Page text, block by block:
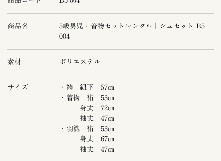
商品名
5歳男児・着物セットレンタル｜シュセット B5-
004
素材 ポリエステル
サイズ
・袴 紐下 57㎝
・着物 裄 53㎝
身丈 72㎝
袖丈 47㎝
・羽織 裄 53㎝
身丈 67㎝
袖丈 47㎝